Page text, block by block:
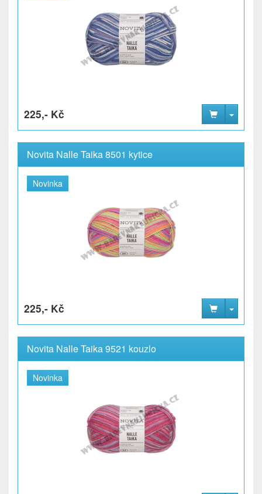
225,- Kč
Novita Nalle Taika 8501 kytice
Novinka
225,- Kč
Novita Nalle Taika 9521 kouzlo
Novinka